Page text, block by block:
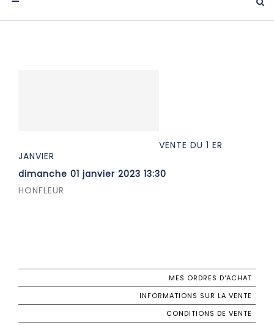
VENTE DU 1 ER
JANVIER
dimanche 01 janvier 2023 13:30
HONFLEUR
MES ORDRES D'ACHAT
INFORMATIONS SUR LA VENTE
CONDITIONS DE VENTE